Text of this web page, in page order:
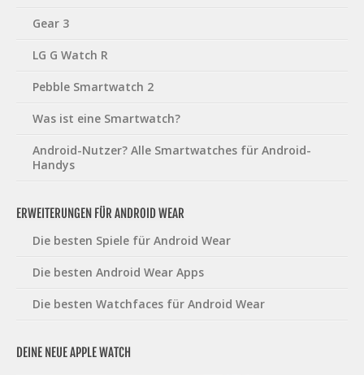
Gear 3
LG G Watch R
Pebble Smartwatch 2
Was ist eine Smartwatch?
Android-Nutzer? Alle Smartwatches für Android-
Handys
ERWEITERUNGEN FÜR ANDROID WEAR
Die besten Spiele für Android Wear
Die besten Android Wear Apps
Die besten Watchfaces für Android Wear
DEINE NEUE APPLE WATCH